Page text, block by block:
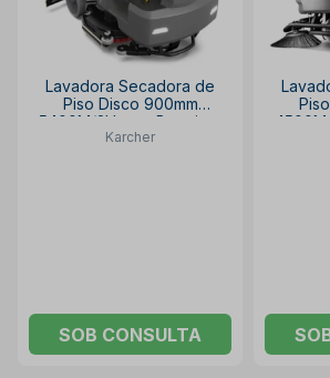
Lavadora Secadora de
Piso Disco 900mm
5400M/2H com Bateria e
Carregador BD POWER
Karcher
SOB CONSULTA